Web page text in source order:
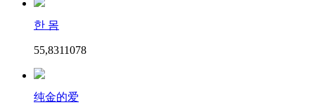
한 몸
55,8311078
纯金的爱